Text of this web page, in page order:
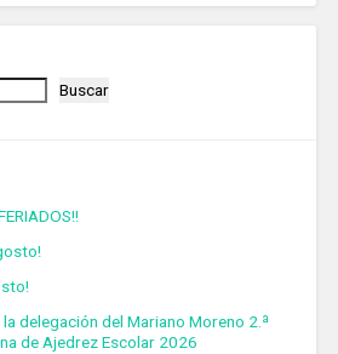
Buscar
delegación del Mariano Moreno 2.ª
de Ajedrez Escolar 2026